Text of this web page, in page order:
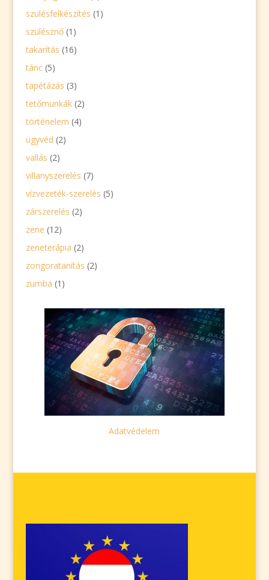
szülésfelkészítés (1)
szülésznő(1)
takarítás (16)
tánc(5)
tapétázás (3)
tetőmunkák(2)
történelem (4)
ügyvéd (2)
vallás (2)
villanyszerelés (7)
vízvezeték-szerelés (5)
zárszerelés (2)
zene (12)
zeneterápia (2)
zongoratanítás (2)
zumba (1)
Adatvédelem